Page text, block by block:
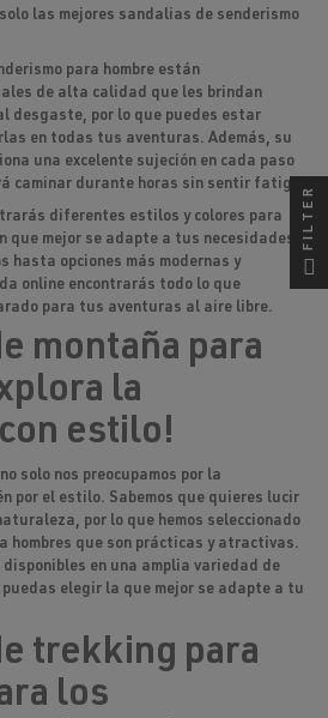
las mejores sandalias de senderismo
para hombre están
de alta calidad que les brindan
desgaste, por lo que puedes estar
en todas tus aventuras. Además, su
una excelente sujeción en cada paso
caminar durante horas sin sentir fatiga.
diferentes estilos y colores para
que mejor se adapte a tus necesidades.
hasta opciones más modernas y
online encontrarás todo lo que
para tus aventuras al aire libre.
montaña para
la
estilo!
solo nos preocupamos por la
por el estilo. Sabemos que quieres lucir
por lo que hemos seleccionado
hombres que son prácticas y atractivas.
en una amplia variedad de
elegir la que mejor se adapte a tu
trekking para
los
FILTER